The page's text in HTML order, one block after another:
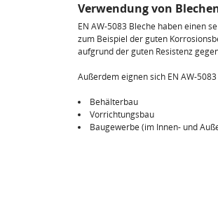
Verwendung von
EN AW-5083 Bleche haben einen
zum Beispiel der guten
aufgrund der guten Resistenz
Außerdem eignen sich EN AW-
Behälterbau
Vorrichtungsbau
Baugewerbe (im Innen- und